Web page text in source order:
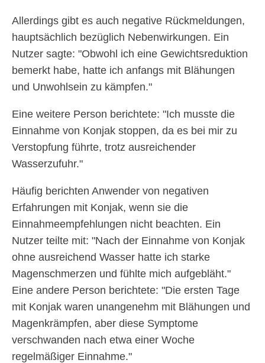
Allerdings gibt es auch negative Rückmeldungen,
hauptsächlich bezüglich Nebenwirkungen. Ein
Nutzer sagte: "Obwohl ich eine Gewichtsreduktion
bemerkt habe, hatte ich anfangs mit Blähungen
und Unwohlsein zu kämpfen."
Eine weitere Person berichtete: "Ich musste die
Einnahme von Konjak stoppen, da es bei mir zu
Verstopfung führte, trotz ausreichender
Wasserzufuhr."
Häufig berichten Anwender von negativen
Erfahrungen mit Konjak, wenn sie die
Einnahmeempfehlungen nicht beachten. Ein
Nutzer teilte mit: "Nach der Einnahme von Konjak
ohne ausreichend Wasser hatte ich starke
Magenschmerzen und fühlte mich aufgebläht."
Eine andere Person berichtete: "Die ersten Tage
mit Konjak waren unangenehm mit Blähungen und
Magenkrämpfen, aber diese Symptome
verschwanden nach etwa einer Woche
regelmäßiger Einnahme."